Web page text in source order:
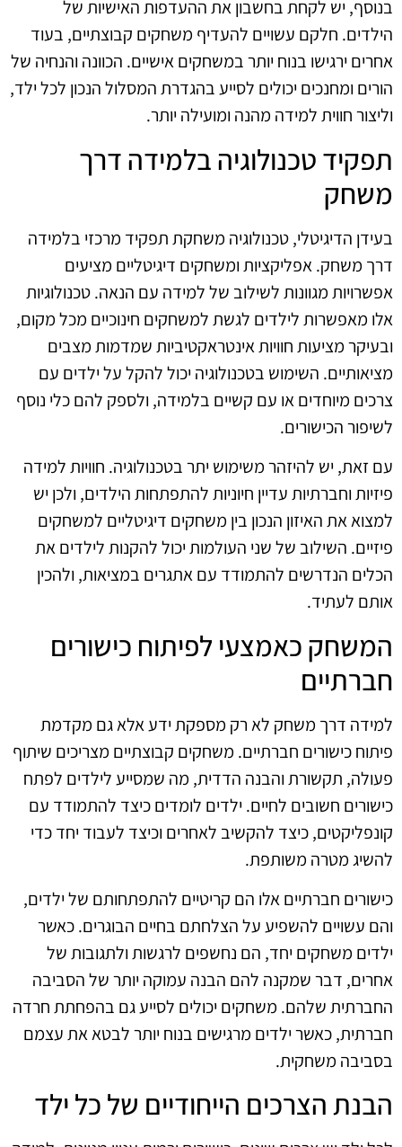
בנוסף, יש לקחת בחשבון את ההעדפות האישיות של
הילדים. חלקם עשויים להעדיף משחקים קבוצתיים, בעוד
אחרים ירגישו בנוח יותר במשחקים אישיים. הכוונה והנחיה של
הורים ומחנכים יכולים לסייע בהגדרת המסלול הנכון לכל ילד,
וליצור חווית למידה מהנה ומועילה יותר.
תפקיד טכנולוגיה בלמידה דרך
משחק
בעידן הדיגיטלי, טכנולוגיה משחקת תפקיד מרכזי בלמידה
דרך משחק. אפליקציות ומשחקים דיגיטליים מציעים
אפשרויות מגוונות לשילוב של למידה עם הנאה. טכנולוגיות
אלו מאפשרות לילדים לגשת למשחקים חינוכיים מכל מקום,
ובעיקר מציעות חוויות אינטראקטיביות שמדמות מצבים
מציאותיים. השימוש בטכנולוגיה יכול להקל על ילדים עם
צרכים מיוחדים או עם קשיים בלמידה, ולספק להם כלי נוסף
לשיפור הכישורים.
עם זאת, יש להיזהר משימוש יתר בטכנולוגיה. חוויות למידה
פיזיות וחברתיות עדיין חיוניות להתפתחות הילדים, ולכן יש
למצוא את האיזון הנכון בין משחקים דיגיטליים למשחקים
פיזיים. השילוב של שני העולמות יכול להקנות לילדים את
הכלים הנדרשים להתמודד עם אתגרים במציאות, ולהכין
אותם לעתיד.
המשחק כאמצעי לפיתוח כישורים
חברתיים
למידה דרך משחק לא רק מספקת ידע אלא גם מקדמת
פיתוח כישורים חברתיים. משחקים קבוצתיים מצריכים שיתוף
פעולה, תקשורת והבנה הדדית, מה שמסייע לילדים לפתח
כישורים חשובים לחיים. ילדים לומדים כיצד להתמודד עם
קונפליקטים, כיצד להקשיב לאחרים וכיצד לעבוד יחד כדי
להשיג מטרה משותפת.
כישורים חברתיים אלו הם קריטיים להתפתחותם של ילדים,
והם עשויים להשפיע על הצלחתם בחיים הבוגרים. כאשר
ילדים משחקים יחד, הם נחשפים לרגשות ולתגובות של
אחרים, דבר שמקנה להם הבנה עמוקה יותר של הסביבה
החברתית שלהם. משחקים יכולים לסייע גם בהפחתת חרדה
חברתית, כאשר ילדים מרגישים בנוח יותר לבטא את עצמם
בסביבה משחקית.
הבנת הצרכים הייחודיים של כל ילד